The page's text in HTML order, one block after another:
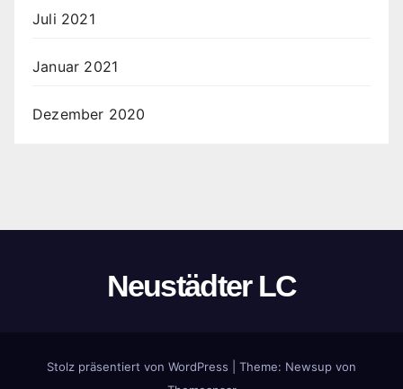
Juli 2021
Januar 2021
Dezember 2020
Neustädter LC
Stolz präsentiert von WordPress Theme: Newsup von